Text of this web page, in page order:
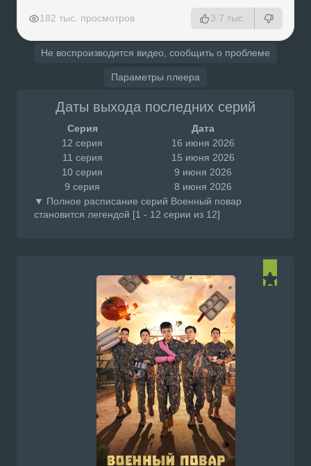
182 тыс. просмотров 3.7 тыс.
Не воспроизводится видео, сообщить о проблеме
Параметры плеера
Даты выхода последних серий
Серия
Дата
12 серия
16 июня 2026
11 серия
15 июня 2026
10 серия
9 июня 2026
9 серия
8 июня 2026
▼ Полное расписание серий Военный повар
становится легендой [1 - 12 серии из 12]